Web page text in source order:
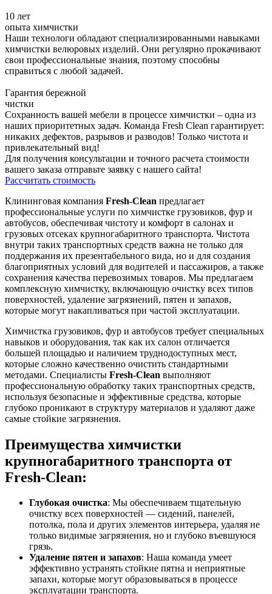
10 лет
опыта химчистки
Наши технологи обладают специализированными навыками
химчистки велюровых изделий. Они регулярно прокачивают
свои профессиональные знания, поэтому способны
справиться с любой задачей.
Гарантия бережной
чистки
Сохранность вашей мебели в процессе химчистки – одна из
наших приоритетных задач. Команда Fresh Clean гарантирует:
никаких дефектов, разрывов и разводов! Только чистота и
привлекательный вид!
Для получения консультации и точного расчета стоимости
вашего заказа отправьте заявку с нашего сайта!
Рассчитать стоимость
Клининговая компания Fresh-Clean предлагает
профессиональные услуги по химчистке грузовиков, фур и
автобусов, обеспечивая чистоту и комфорт в салонах и
грузовых отсеках крупногабаритного транспорта. Чистота
внутри таких транспортных средств важна не только для
поддержания их презентабельного вида, но и для создания
благоприятных условий для водителей и пассажиров, а также
сохранения качества перевозимых товаров. Мы предлагаем
комплексную химчистку, включающую очистку всех типов
поверхностей, удаление загрязнений, пятен и запахов,
которые могут накапливаться при частой эксплуатации.
Химчистка грузовиков, фур и автобусов требует специальных
навыков и оборудования, так как их салон отличается
большей площадью и наличием труднодоступных мест,
которые сложно качественно очистить стандартными
методами. Специалисты Fresh-Clean выполняют
профессиональную обработку таких транспортных средств,
используя безопасные и эффективные средства, которые
глубоко проникают в структуру материалов и удаляют даже
самые стойкие загрязнения.
Преимущества химчистки
крупногабаритного транспорта от
Fresh-Clean:
Глубокая очистка: Мы обеспечиваем тщательную
очистку всех поверхностей — сидений, панелей,
потолка, пола и других элементов интерьера, удаляя не
только видимые загрязнения, но и глубоко въевшуюся
грязь.
Удаление пятен и запахов: Наша команда умеет
эффективно устранять стойкие пятна и неприятные
запахи, которые могут образовываться в процессе
эксплуатации транспорта.